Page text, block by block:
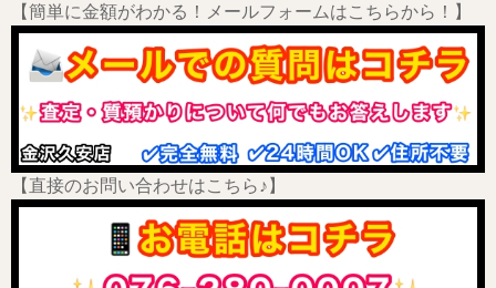
【簡単に金額がわかる！メールフォームはこちらから！】
【直接のお問い合わせはこちら♪】